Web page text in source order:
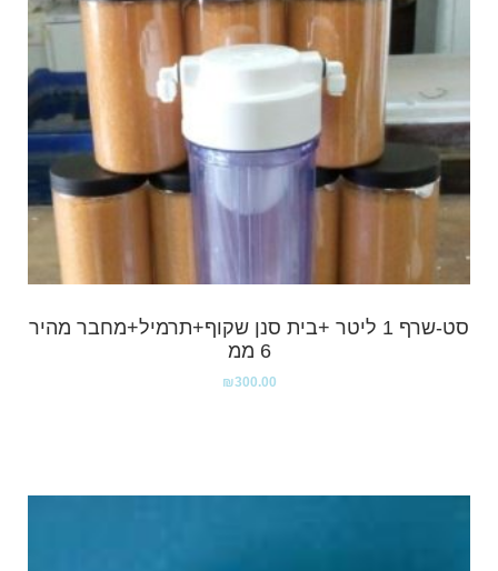
סט-שרף 1 ליטר +בית סנן שקוף+תרמיל+מחבר מהיר
6 ממ
₪300.00